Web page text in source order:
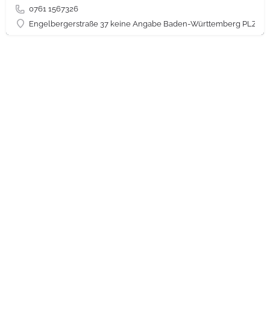
0761 1567326
Engelbergerstraße 37 keine Angabe Baden-Württemberg PLZ